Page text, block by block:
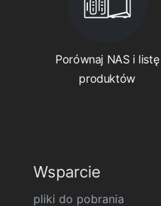
Porównaj NAS i listę
produktów
Wsparcie
pliki do pobrania